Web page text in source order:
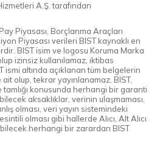
A.Ş. tarafından
Piyasası, Borçlanma Araçları
Piyasası verileri BIST kaynaklı en
BIST isim ve logosu Koruma Marka
izinsiz kullanılamaz, iktibas
ismi altında açıklanan tüm belgelerin
olup, tekrar yayınlanamaz. BIST,
konusunda herhangi bir garanti
aksaklıklar, verinin ulaşmaması,
olması, veri yayın sistemindeki
olması gibi hallerde Alıcı, Alt Alıcı
herhangi bir zarardan BIST